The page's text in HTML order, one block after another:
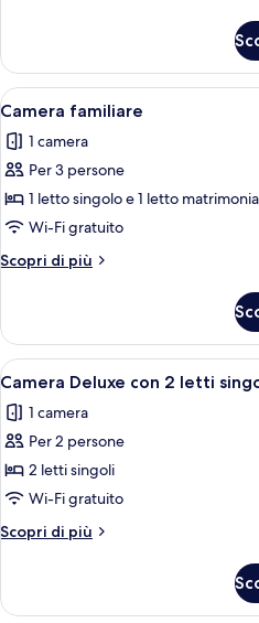
tripla
Apri
tutte
le
foto
per
Camera
familiare
12
Camera familiare
1 camera
Per 3 persone
1 letto singolo e 1 letto
Wi-Fi gratuito
Scopri di più
Altri
familiare
Apri
tutte
le
foto
per
Camera
Deluxe
con
letti
9
Camera Deluxe con 2 letti
1 camera
Per 2 persone
2 letti singoli
Wi-Fi gratuito
Scopri di più
Altri
Deluxe